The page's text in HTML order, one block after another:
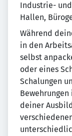
Industrie-
Hallen,
Während
in den
selbst
oder eines
Schalungen
deiner